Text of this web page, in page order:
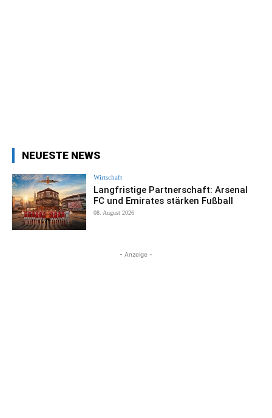
NEUESTE NEWS
Wirtschaft
Langfristige Partnerschaft: Arsenal
FC und Emirates stärken Fußball
08. August 2026
- Anzeige -